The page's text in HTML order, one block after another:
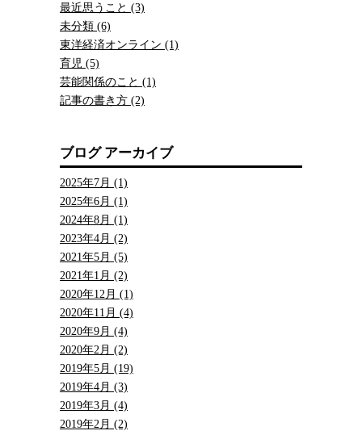
最近思うこと (3)
未分類 (6)
東洋経済オンライン (1)
育児 (5)
芸能関係のこと (1)
記事の書き方 (2)
ブログ アーカイブ
2025年7月 (1)
2025年6月 (1)
2024年8月 (1)
2023年4月 (2)
2021年5月 (5)
2021年1月 (2)
2020年12月 (1)
2020年11月 (4)
2020年9月 (4)
2020年2月 (2)
2019年5月 (19)
2019年4月 (3)
2019年3月 (4)
2019年2月 (2)